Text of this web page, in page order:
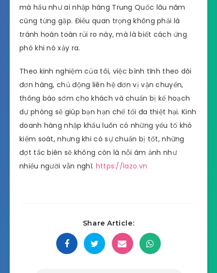
mà hầu như ai nhập hàng Trung Quốc lâu năm
cũng từng gặp. Điều quan trọng không phải là
tránh hoàn toàn rủi ro này, mà là biết cách ứng
phó khi nó xảy ra.
Theo kinh nghiệm của tôi, việc bình tĩnh theo dõi
đơn hàng, chủ động liên hệ đơn vị vận chuyển,
thông báo sớm cho khách và chuẩn bị kế hoạch
dự phòng sẽ giúp bạn hạn chế tối đa thiệt hại. Kinh
doanh hàng nhập khẩu luôn có những yếu tố khó
kiểm soát, nhưng khi có sự chuẩn bị tốt, những
đợt tắc biên sẽ không còn là nỗi ám ảnh như
nhiều người vẫn nghĩ. https://lazo.vn
Share Article: